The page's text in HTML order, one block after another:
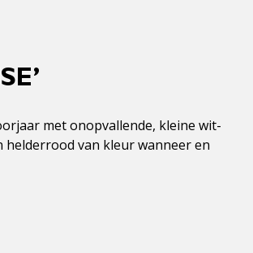
met onopvallende, kleine wit-
helderrood van kleur wanneer en